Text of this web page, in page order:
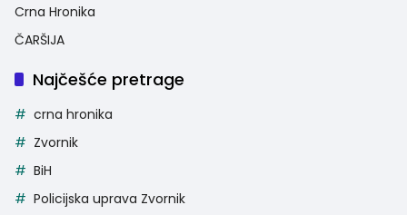
Crna Hronika
ČARŠIJA
Najčešće pretrage
crna hronika
Zvornik
BiH
Policijska uprava Zvornik